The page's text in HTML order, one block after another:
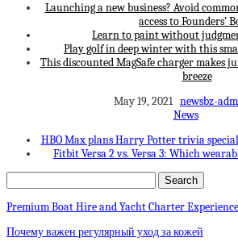
Launching a new business? Avoid
access to Founders’
Learn to paint without
Play golf in deep winter with this
This discounted MagSafe charger makes
breeze
May 19, 2021 newsbz-
News
HBO Max plans Harry Potter trivia
Fitbit Versa 2 vs. Versa 3: Which
Premium Boat Hire and Yacht Charter
Почему важен регулярный уход за кожей